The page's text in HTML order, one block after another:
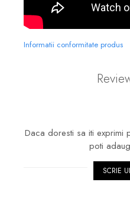
Informatii conformitate produs
Daca doresti sa iti exprimi
poti
SCRIE